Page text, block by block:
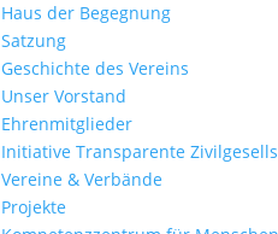
Haus der Begegnung
Satzung
Geschichte des Vereins
Unser Vorstand
Ehrenmitglieder
Initiative Transparente
Vereine & Verbände
Projekte